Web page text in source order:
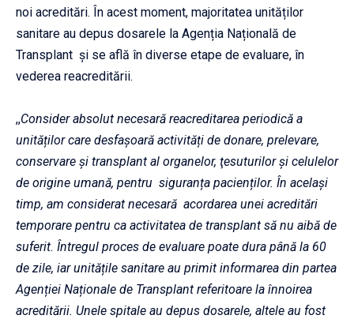
noi acreditări. În acest moment, majoritatea unităților
sanitare au depus dosarele la Agenția Națională de
Transplant și se află în diverse etape de evaluare, în
vederea reacreditării.
,,Consider absolut necesară reacreditarea periodică a
unităților care desfașoară activități de donare, prelevare,
conservare şi transplant al organelor, ţesuturilor şi celulelor
de origine umană, pentru siguranța pacienților. În același
timp, am considerat necesară acordarea unei acreditări
temporare pentru ca activitatea de transplant să nu aibă de
suferit. Întregul proces de evaluare poate dura până la 60
de zile, iar unitățile sanitare au primit informarea din partea
Agenției Naționale de Transplant referitoare la înnoirea
acreditării. Unele spitale au depus dosarele, altele au fost